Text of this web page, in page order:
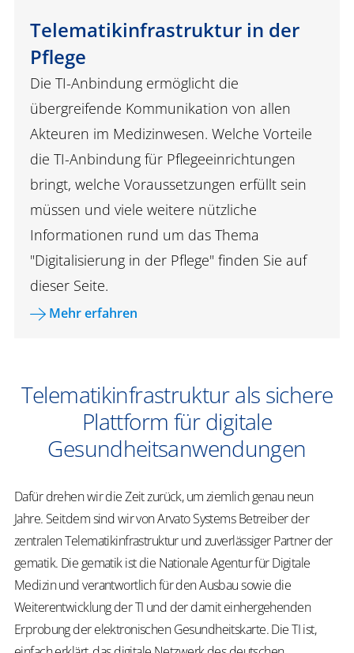
Telematikinfrastruktur in der
Pflege
Die TI-Anbindung ermöglicht die
übergreifende Kommunikation von allen
Akteuren im Medizinwesen. Welche Vorteile
die TI-Anbindung für Pflegeeinrichtungen
bringt, welche Voraussetzungen erfüllt sein
müssen und viele weitere nützliche
Informationen rund um das Thema
"Digitalisierung in der Pflege" finden Sie auf
dieser Seite.
Mehr erfahren
Telematikinfrastruktur als sichere
Plattform für digitale
Gesundheitsanwendungen
Dafür drehen wir die Zeit zurück, um ziemlich genau neun
Jahre. Seitdem sind wir von Arvato Systems Betreiber der
zentralen Telematikinfrastruktur und zuverlässiger Partner der
gematik. Die gematik ist die Nationale Agentur für Digitale
Medizin und verantwortlich für den Ausbau sowie die
Weiterentwicklung der TI und der damit einhergehenden
Erprobung der elektronischen Gesundheitskarte. Die TI ist,